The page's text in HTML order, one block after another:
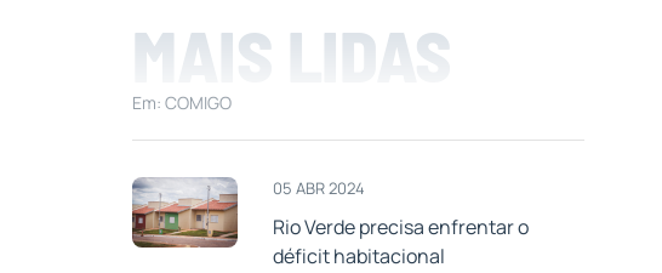
MAIS LIDAS
Em: COMIGO
05 ABR 2024
Rio Verde precisa enfrentar o
déficit habitacional